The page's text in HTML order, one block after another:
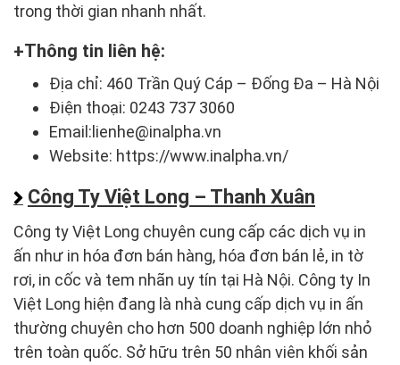
trong thời gian nhanh nhất.
Thông tin liên hệ:
Địa chỉ: 460 Trần Quý Cáp – Đống Đa – Hà Nội
Điện thoại: 0243 737 3060
Email:lienhe@inalpha.vn
Website: https://www.inalpha.vn/
Công Ty Việt Long – Thanh Xuân
Công ty Việt Long chuyên cung cấp các dịch vụ in
ấn như in hóa đơn bán hàng, hóa đơn bán lẻ, in tờ
rơi, in cốc và tem nhãn uy tín tại Hà Nội. Công ty In
Việt Long hiện đang là nhà cung cấp dịch vụ in ấn
thường chuyên cho hơn 500 doanh nghiệp lớn nhỏ
trên toàn quốc. Sở hữu trên 50 nhân viên khối sản